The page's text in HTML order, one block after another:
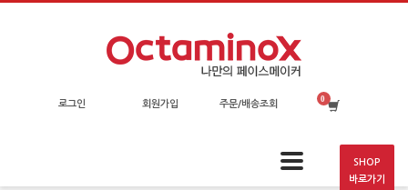
로그인 회원가입 주문/배송조회
SHOP
바로가기